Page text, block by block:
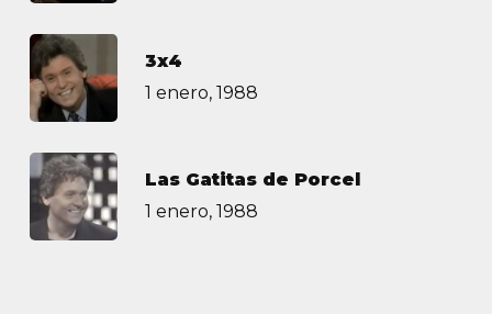
3х4
1 enero, 1988
Las Gatitas de Porcel
1 enero, 1988